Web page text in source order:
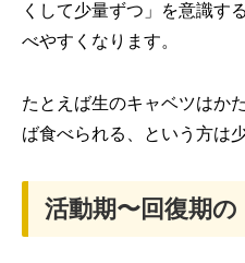
くして少量ずつ」を意識す
べやすくなります。
たとえば生のキャベツはか
ば食べられる、という方は
活動期〜回復期の